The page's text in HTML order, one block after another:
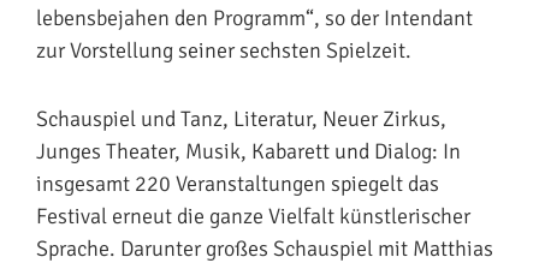
lebensbejahen den Programm“, so der Intendant
zur Vorstellung seiner sechsten Spielzeit.
Schauspiel und Tanz, Literatur, Neuer Zirkus,
Junges Theater, Musik, Kabarett und Dialog: In
insgesamt 220 Veranstaltungen spiegelt das
Festival erneut die ganze Vielfalt künstlerischer
Sprache. Darunter großes Schauspiel mit Matthias